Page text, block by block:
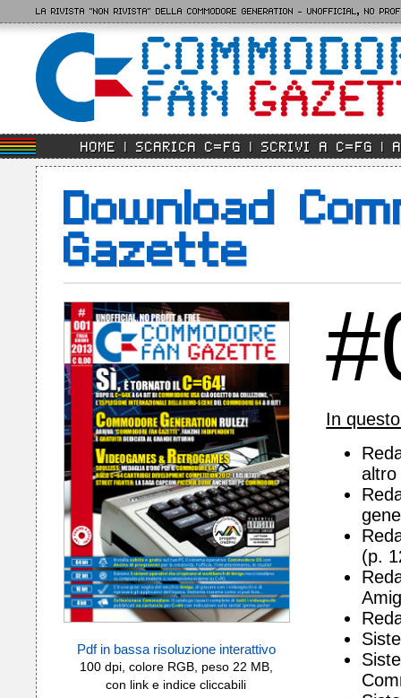
LA RIVISTA "NON RIVISTA" DELLA COMMODORE GENERATION - UNOFFICIAL, NO
HOME SCARICA C=FG SCRIVI A C=FG
Download
Gazette
Pdf in bassa risoluzione interattivo
100 dpi, colore RGB, peso 22 MB,
con link e indice cliccabili
In
(p.